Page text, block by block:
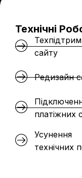
Технічні
сайту
Редизайн
платіжних
Усунення
технічних